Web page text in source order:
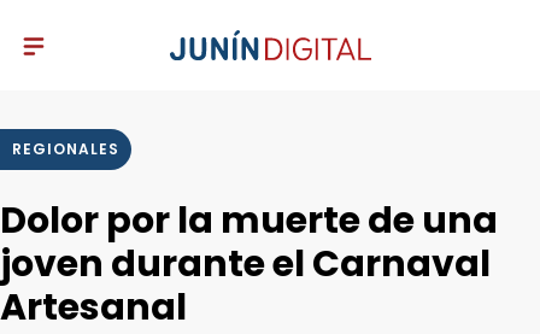
REGIONALES
Dolor por la muerte de una
joven durante el Carnaval
Artesanal